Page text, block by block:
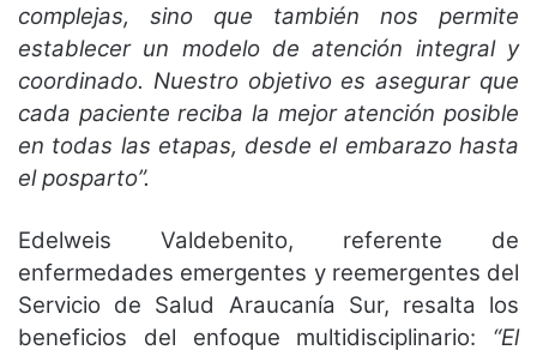
complejas, sino que también nos permite
establecer un modelo de atención integral y
coordinado. Nuestro objetivo es asegurar que
cada paciente reciba la mejor atención posible
en todas las etapas, desde el embarazo hasta
el posparto”.
Edelweis Valdebenito, referente de
enfermedades emergentes y reemergentes del
Servicio de Salud Araucanía Sur, resalta los
beneficios del enfoque multidisciplinario: “El